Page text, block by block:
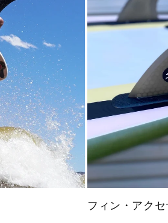
フィン・アクセ